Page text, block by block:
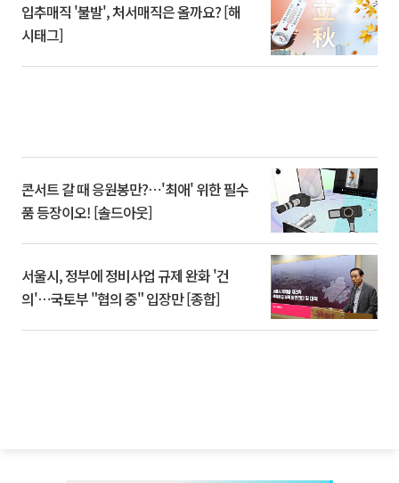
입추매직 '불발', 처서매직은 올까요? [해
시태그]
콘서트 갈 때 응원봉만?⋯'최애' 위한 필수
품 등장이오! [솔드아웃]
서울시, 정부에 정비사업 규제 완화 '건
의'⋯국토부 "협의 중" 입장만 [종합]